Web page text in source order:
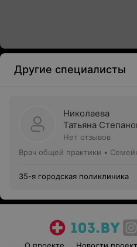
Другие специалисты
Николаева
Татьяна
Нет отзывов
Врач общей практики •
35-я городская поликлиника